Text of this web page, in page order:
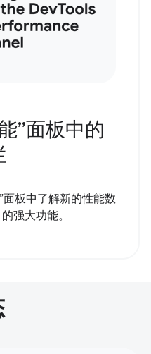
”面板中的
面板中了解新的性能数
强大功能。